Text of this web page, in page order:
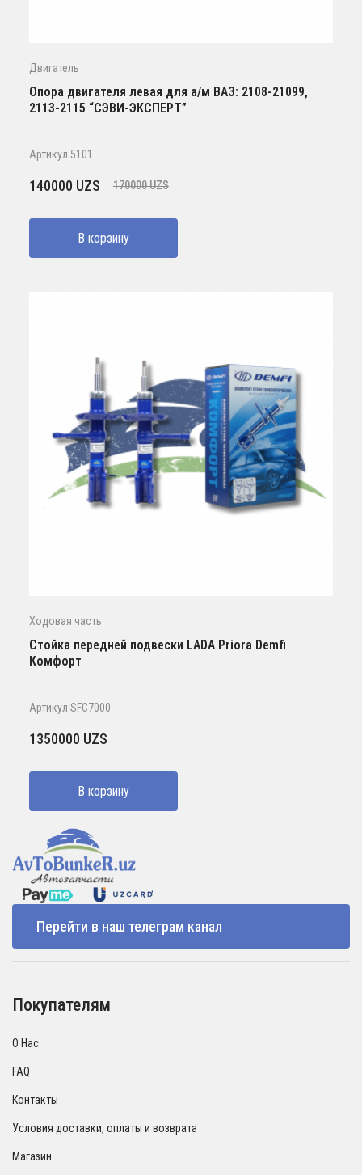
Двигатель
Опора двигателя левая для а/м ВАЗ: 2108-21099,
2113-2115 “СЭВИ-ЭКСПЕРТ”
Артикул:5101
170000UZS
Первоначальная
составляла
170000 UZS.
140000 UZS
Текущая
140000 UZS.
В корзину
Ходовая часть
Стойка передней подвески LADA Priora Demfi
Комфорт
Артикул:SFC7000
1350000 UZS
В корзину
Перейти в наш телеграм канал
Покупателям
О Нас
FAQ
Контакты
Условия доставки, оплаты и возврата
Магазин